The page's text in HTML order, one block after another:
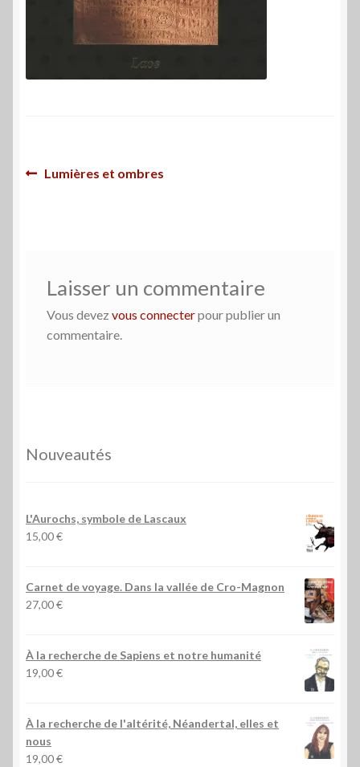
Navigation
Article
Lumières et ombres
Laisser un commentaire
Vous devez vous connecterpour publier un
commentaire.
Nouveautés
L'Aurochs, symbole de Lascaux
15,00€
Carnet de voyage. Dans la vallée de Cro-Magnon
27,00€
À la recherche de Sapiens et notre humanité
19,00€
À la recherche de l'altérité, Néandertal, elles et
nous
19,00€